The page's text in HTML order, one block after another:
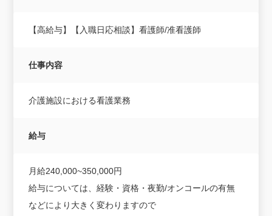
【高給与】【入職日応相談】看護師/准看護師
仕事内容
介護施設における看護業務
給与
月給240,000~350,000円
給与については、経験・資格・夜勤/オンコールの有無
などにより大きく変わりますので